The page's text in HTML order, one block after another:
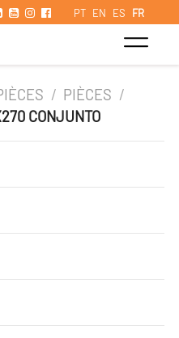
PT EN ES FR
/ PIÈCES /
CONJUNTO